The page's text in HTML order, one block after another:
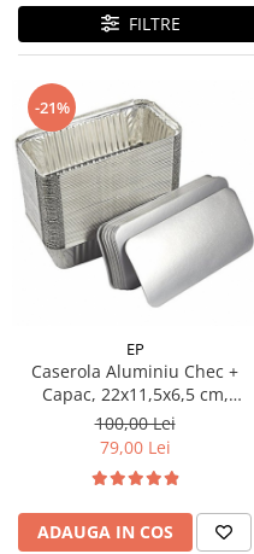
Intretinere masina de spalat
Odorizante
Sapunuri
Solutii desfundat tevi
FILTRE
-21%
EP
Caserola Aluminiu Chec +
Capac, 22x11,5x6,5 cm,
813/108, Set 100buc
100,00 Lei
79,00 Lei
ADAUGA IN COS